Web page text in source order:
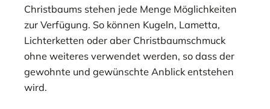
Christbaums stehen jede Menge Möglichkeiten
zur Verfügung. So können Kugeln, Lametta,
Lichterketten oder aber Christbaumschmuck
ohne weiteres verwendet werden, so dass der
gewohnte und gewünschte Anblick entstehen
wird.